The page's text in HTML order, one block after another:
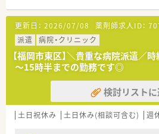
見込まれており、落ち着いて一人
境です。
【募集背景と求める人物像について】
■今後の福岡県内での積極的な新
あり、薬局の立ち上げを一から経
ます。
■在宅業務やかかりつけ薬剤師、
が不在の環境でレセコン入力業務
す。
■将来的に管理薬剤師として活躍し
更新日： 2026/07/08 薬剤師求人ID：
派遣
病院・クリニック
【福岡市東区】＼貴重な病院派遣／
～15時半までの勤務です◎
検討リスト
土日祝休み 土日休み(相談可含む) 週